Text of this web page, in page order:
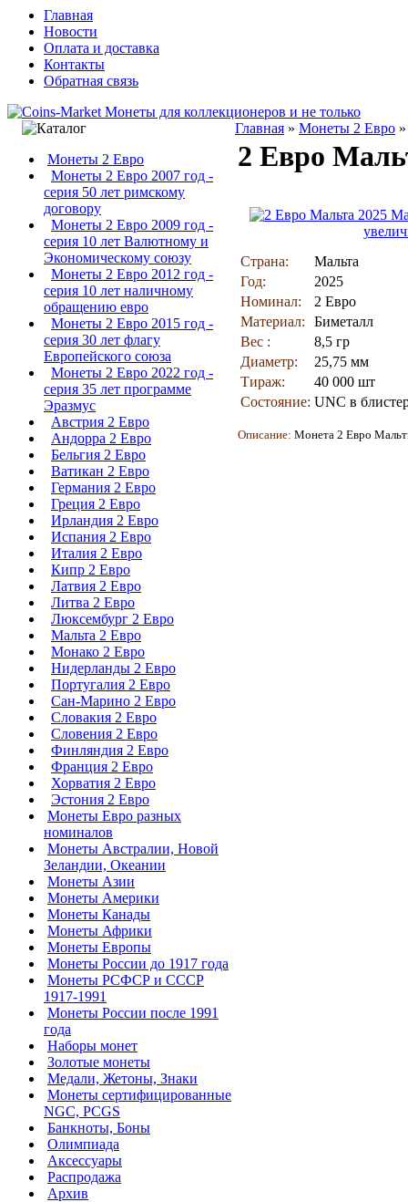
Главная
Новости
Оплата и доставка
Контакты
Обратная связь
Монеты 2 Евро
Монеты 2 Евро 2007 год -
серия 50 лет римскому
договору
Монеты 2 Евро 2009 год -
серия 10 лет Валютному и
Экономическому союзу
Монеты 2 Евро 2012 год -
серия 10 лет наличному
обращению евро
Монеты 2 Евро 2015 год -
серия 30 лет флагу
Европейского союза
Монеты 2 Евро 2022 год -
серия 35 лет программе
Эразмус
Австрия 2 Евро
Андорра 2 Евро
Бельгия 2 Евро
Ватикан 2 Евро
Германия 2 Евро
Греция 2 Евро
Ирландия 2 Евро
Испания 2 Евро
Италия 2 Евро
Кипр 2 Евро
Латвия 2 Евро
Литва 2 Евро
Люксембург 2 Евро
Мальта 2 Евро
Монако 2 Евро
Нидерланды 2 Евро
Португалия 2 Евро
Сан-Марино 2 Евро
Словакия 2 Евро
Словения 2 Евро
Финляндия 2 Евро
Франция 2 Евро
Хорватия 2 Евро
Эстония 2 Евро
Монеты Евро разных
номиналов
Монеты Австралии, Новой
Зеландии, Океании
Монеты Азии
Монеты Америки
Монеты Канады
Монеты Африки
Монеты Европы
Монеты России до 1917 года
Монеты РСФСР и СССР
1917-1991
Монеты России после 1991
года
Наборы монет
Золотые монеты
Медали, Жетоны, Знаки
Монеты сертифицированные
NGC, PCGS
Банкноты, Боны
Олимпиада
Аксессуары
Распродажа
Архив
Главная » Монеты 2 Евро
2 Евро
Страна:
Мальта
Год:
2025
Номинал:
2 Евро
Материал:
Биметалл
Вес :
8,5 гр
Диаметр:
25,75 мм
Тираж:
40 000 шт
Состояние: UNC в
Описание: Монета 2 Евро